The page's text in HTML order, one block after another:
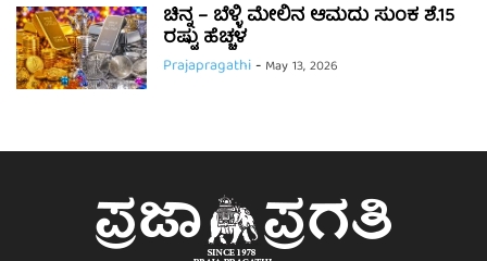
ಚಿನ್ನ – ಬೆಳ್ಳಿ ಮೇಲಿನ ಆಮದು ಸುಂಕ ಶೆ.15
ರಷ್ಟು ಹೆಚ್ಚಳ
Prajapragathi- May 13, 2026